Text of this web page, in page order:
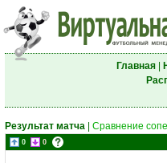
Главная|
Результат матча Сравнение
0 0